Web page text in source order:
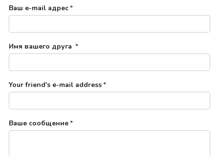
Ваш e-mail адрес*
Имя вашего друга *
Your friend's e-mail address*
Ваше сообщение*